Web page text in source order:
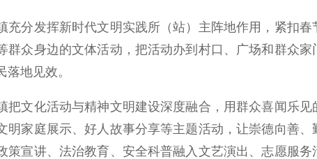
发挥新时代文明实践所（站）主阵地作用，紧扣春
众身边的文体活动，把活动办到村口、广场和群众
地见效。
文化活动与精神文明建设深度融合，用群众喜闻乐见
家庭展示、好人故事分享等主题活动，让崇德向善
策宣讲、法治教育、安全科普融入文艺演出、志愿服